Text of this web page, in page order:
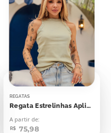
REGATAS
Regata Estrelinhas Aplicação
A partir de:
R$ 75,98